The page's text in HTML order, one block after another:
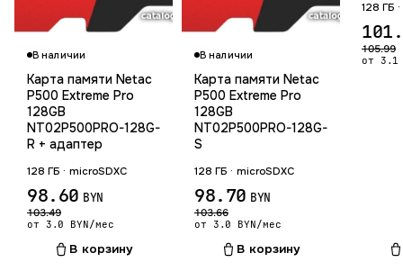
Гарантия 12 мес.
В наличии
Карта памяти Netac
P500 Extreme Pro
128GB
NT02P500PRO-128G-
R + адаптер
128 ГБ · microSDXC
98.60 BYN
103.49
от 3.0 BYN/мес
В корзину
В наличии
Карта памяти Netac
P500 Extreme Pro
128GB
NT02P500PRO-128G-
S
128 ГБ · microSDXC
98.70 BYN
103.66
от 3.0 BYN/мес
В корзину
128 ГБ
105.99
от 3.1